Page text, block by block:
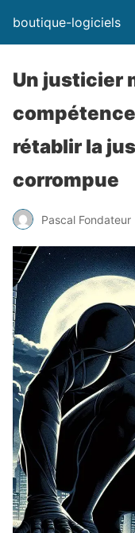
boutique-logiciels
Un justicier
rétablir la
corrompue
Pascal Fondateur